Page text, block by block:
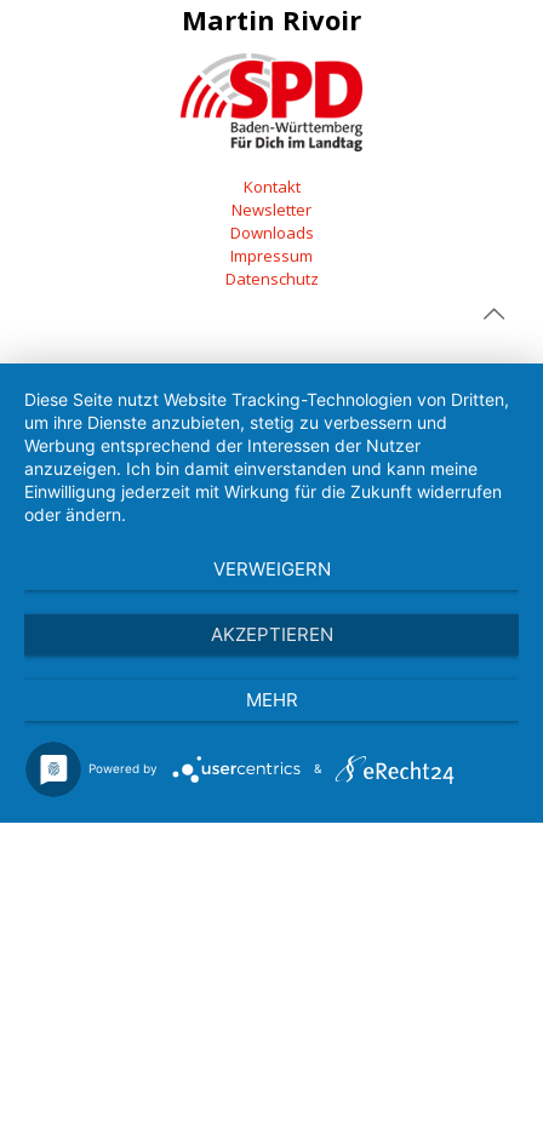
Martin Rivoir
Kontakt
Newsletter
Downloads
Impressum
Datenschutz
Diese Seite nutzt Website Tracking-Technologien von Dritten,
um ihre Dienste anzubieten, stetig zu verbessern und
Werbung entsprechend der Interessen der Nutzer
anzuzeigen. Ich bin damit einverstanden und kann meine
Einwilligung jederzeit mit Wirkung für die Zukunft widerrufen
oder ändern.
VERWEIGERN
AKZEPTIEREN
MEHR
Powered by &